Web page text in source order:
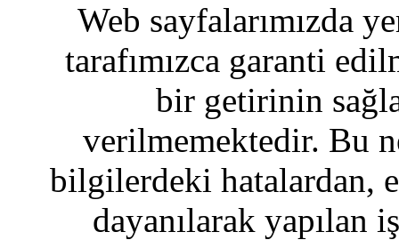
Web sayfalarımızda
tarafımızca garanti
bir getirinin
verilmemektedir. Bu
bilgilerdeki hatalardan,
dayanılarak yapılan